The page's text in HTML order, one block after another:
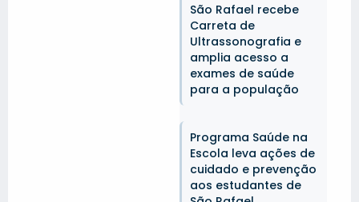
São Rafael recebe
Carreta de
Ultrassonografia e
amplia acesso a
exames de saúde
para a população
Programa Saúde na
Escola leva ações de
cuidado e prevenção
aos estudantes de